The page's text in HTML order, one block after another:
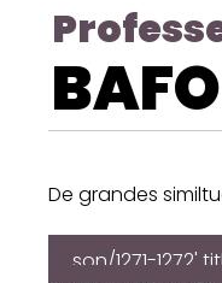
De grandes
son/1271-1272'